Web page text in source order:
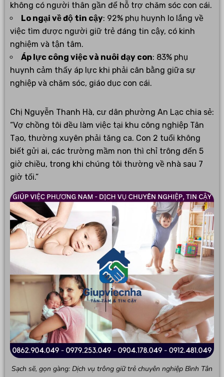
không có người thân gần để hỗ trợ chăm sóc con cái.
Lo ngại về độ tin cậy: 92% phụ huynh lo lắng về
việc tìm được người giữ trẻ đáng tin cậy, có kinh
nghiệm và tận tâm.
Áp lực công việc và nuôi dạy con: 83% phụ
huynh cảm thấy áp lực khi phải cân bằng giữa sự
nghiệp và chăm sóc, giáo dục con cái.
Chị Nguyễn Thanh Hà, cư dân phường An Lạc chia sẻ:
“Vợ chồng tôi đều làm việc tại khu công nghiệp Tân
Tạo, thường xuyên phải tăng ca. Con 2 tuổi không
biết gửi ai, các trường mầm non thì chỉ trông đến 5
giờ chiều, trong khi chúng tôi thường về nhà sau 7
giờ tối.”
Sạch sẽ, gọn gàng: Dịch vụ trông giữ trẻ chuyên nghiệp Bình Tân